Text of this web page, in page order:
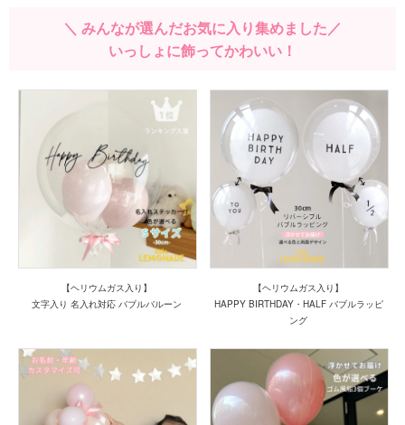
＼ みんなが選んだお気に入り集めました／
いっしょに飾ってかわいい！
【ヘリウムガス入り】
文字入り 名入れ対応 バブルバルーン
【ヘリウムガス入り】
HAPPY BIRTHDAY・HALF バブルラッピ
ング